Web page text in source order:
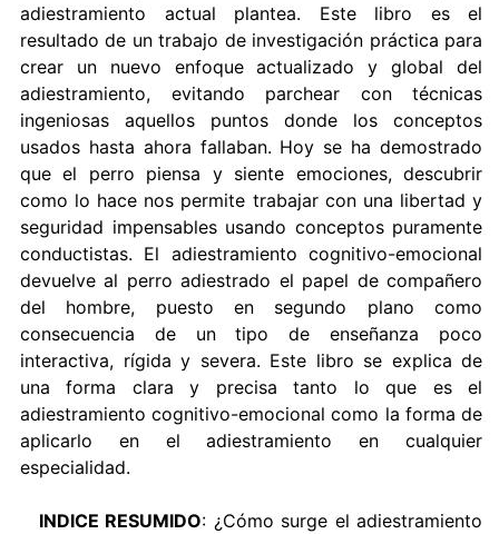
adiestramiento actual plantea. Este libro es el
resultado de un trabajo de investigación práctica para
crear un nuevo enfoque actualizado y global del
adiestramiento, evitando parchear con técnicas
ingeniosas aquellos puntos donde los conceptos
usados hasta ahora fallaban. Hoy se ha demostrado
que el perro piensa y siente emociones, descubrir
como lo hace nos permite trabajar con una libertad y
seguridad impensables usando conceptos puramente
conductistas. El adiestramiento cognitivo-emocional
devuelve al perro adiestrado el papel de compañero
del hombre, puesto en segundo plano como
consecuencia de un tipo de enseñanza poco
interactiva, rígida y severa. Este libro se explica de
una forma clara y precisa tanto lo que es el
adiestramiento cognitivo-emocional como la forma de
aplicarlo en el adiestramiento en cualquier
especialidad.
INDICE RESUMIDO: ¿Cómo surge el adiestramiento